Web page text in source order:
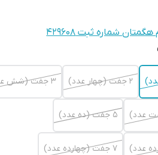
شماره ثبت ۴۲۹۶۰۸
2 جفت (چهار عدد) 3 جفت (شش عدد)
5 جفت (ده عدد)
7 جفت (چهارده عدد)